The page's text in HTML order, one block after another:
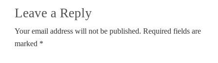
Leave a Reply
Your email address will not be published. Required fields are
marked *